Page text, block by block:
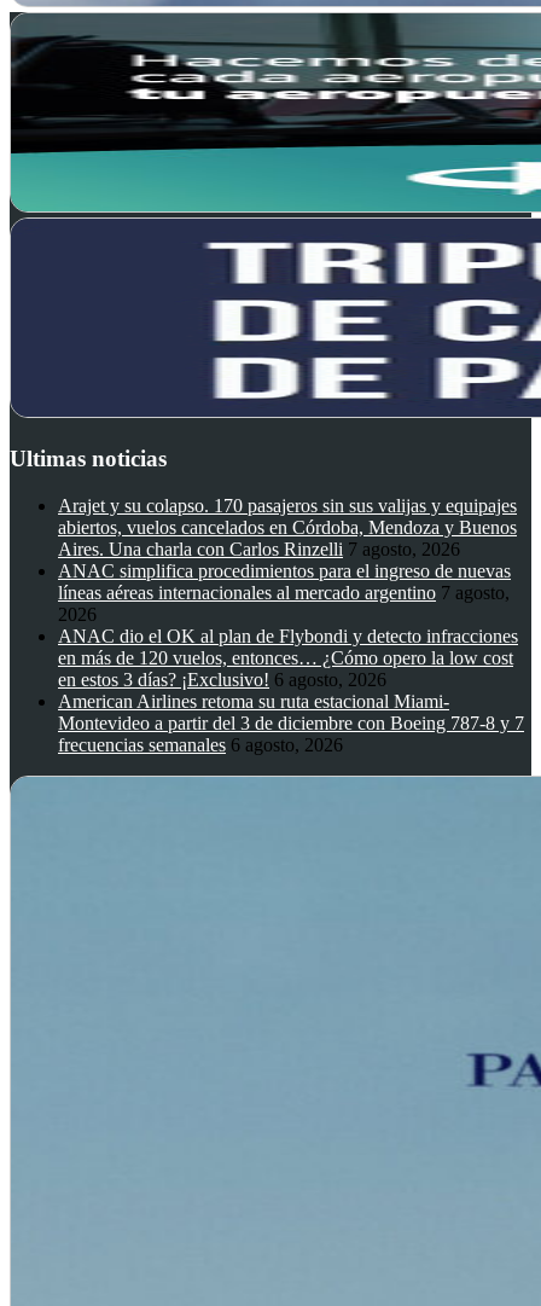
Ultimas noticias
Arajet y su colapso. 170 pasajeros sin sus valijas y equipajes
abiertos, vuelos cancelados en Córdoba, Mendoza y Buenos
Aires. Una charla con Carlos Rinzelli 7 agosto, 2026
ANAC simplifica procedimientos para el ingreso de nuevas
líneas aéreas internacionales al mercado argentino 7 agosto,
2026
ANAC dio el OK al plan de Flybondi y detecto infracciones
en más de 120 vuelos, entonces… ¿Cómo opero la low cost
en estos 3 días? ¡Exclusivo! 6 agosto, 2026
American Airlines retoma su ruta estacional Miami-
Montevideo a partir del 3 de diciembre con Boeing 787-8 y 7
frecuencias semanales 6 agosto, 2026